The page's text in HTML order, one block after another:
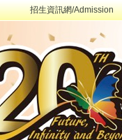
招生資訊網/Admission